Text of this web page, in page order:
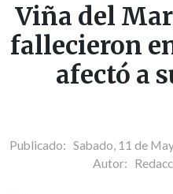
Viña del
fallecieron
afectó a
Publicado: Sabado, 11 de
Autor: